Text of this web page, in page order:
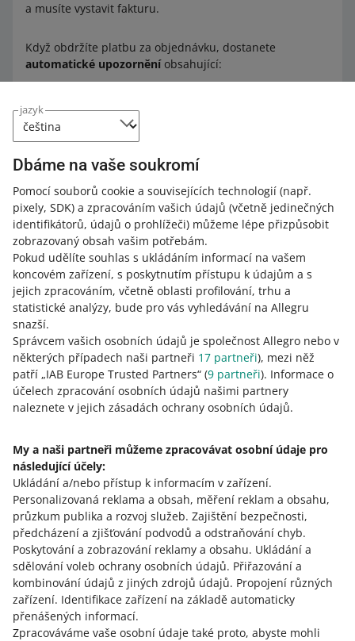
jazyk
Dbáme na vaše soukromí
Pomocí souborů cookie a souvisejících technologií (např.
pixely, SDK) a zpracováním vašich údajů (včetně jedinečných
identifikátorů, údajů o prohlížeči) můžeme lépe přizpůsobit
zobrazovaný obsah vašim potřebám.
Pokud udělíte souhlas s ukládáním informací na vašem
koncovém zařízení, s poskytnutím přístupu k údajům a s
jejich zpracováním, včetně oblasti profilování, trhu a
statistické analýzy, bude pro vás vyhledávání na Allegru
snazší.
Správcem vašich osobních údajů je společnost Allegro nebo v
některých případech naši partneři 17 partneři), mezi něž
patří „IAB Europe Trusted Partners“ (9 partneři). Informace o
účelech zpracování osobních údajů našimi partnery
naleznete v jejich zásadách ochrany osobních údajů.
My a naši partneři můžeme zpracovávat osobní údaje pro
následující účely:
Ukládání a/nebo přístup k informacím v zařízení.
Personalizovaná reklama a obsah, měření reklam a obsahu,
průzkum publika a rozvoj služeb. Zajištění bezpečnosti,
předcházení a zjišťování podvodů a odstraňování chyb.
Poskytování a zobrazování reklamy a obsahu. Ukládání a
sdělování voleb ochrany osobních údajů. Přiřazování a
kombinování údajů z jiných zdrojů údajů. Propojení různých
zařízení. Identifikace zařízení na základě automaticky
přenášených informací.
Zpracováváme vaše osobní údaje také proto, abyste mohli
a musíte vystavit fakturu.
Když obdržíte platbu za objednávku, dostanete
automatické upozorněníobsahující:
názvy nabídek a názvy položek, kterých se platba týká
údaje o kupujícím.
Tyto informace vám umožní vystavit fakturu a poslat ji
kupujícímu společně s jeho nákupem.
Pokud máte povinnost vést evidenci tržeb v pokladně,
musíte vystavit účtenku podle stejných pravidel.
Informace potřebné k dokončení transakce a zadání
faktury naleznete na záložceObjednávky.
Výplata finančních prostředků z prodeje
Vy rozhodujete, kdy dojde k převodu finančních
prostředků z prodeje na váš bankovní účet. V takovém
faktur je rozhodujícídatum přijetí finančních
prostředků na aktuální zůstatek platebního operátora
Datum výplaty na bankovní účet je méně důležité.
Potřebujete pomoc?
KONTAKTUJTE NÁS